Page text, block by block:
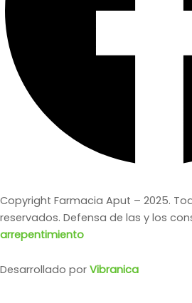
Copyright Farmacia Aput – 2025.
reservados. Defensa de las y los
arrepentimiento
Desarrollado por Vibranica